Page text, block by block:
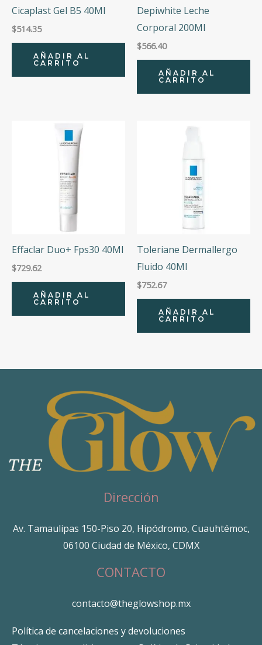
Cicaplast Gel B5 40Ml
$514.35
AÑADIR AL
CARRITO
Depiwhite Leche
Corporal 200Ml
$566.40
AÑADIR AL
CARRITO
Effaclar Duo+ Fps30 40Ml
$729.62
AÑADIR AL
CARRITO
Toleriane Dermallergo
Fluido 40Ml
$752.67
AÑADIR AL
CARRITO
Dirección
Av. Tamaulipas 150-Piso 20, Hipódromo, Cuauhtémoc,
06100 Ciudad de México, CDMX
CONTACTO
contacto@theglowshop.mx
Política de cancelaciones y devoluciones